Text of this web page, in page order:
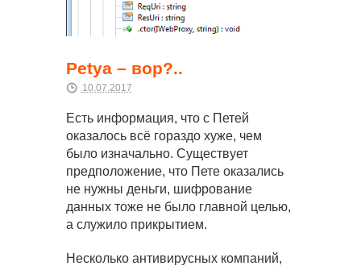
Petya – вор?..
10.07.2017
Есть информация, что с Петей
оказалось всё гораздо хуже, чем
было изначально. Существует
предположение, что Пете оказались
не нужны деньги, шифрование
данных тоже не было главной целью,
а служило прикрытием.
Несколько антивирусных компаний,